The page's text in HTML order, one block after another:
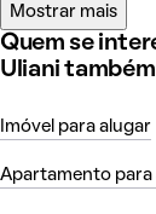
Mostrar mais
Quem se
Uliani
Imóvel para alugar
Apartamento para